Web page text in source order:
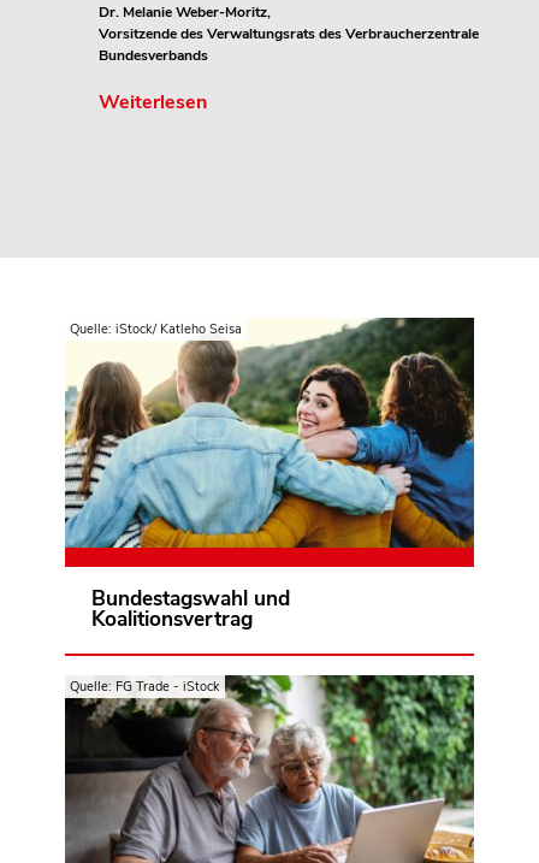
Dr. Melanie Weber-Moritz,
Vorsitzende des Verwaltungsrats des Verbraucherzentrale
Bundesverbands
Weiterlesen
Quelle: iStock/ Katleho Seisa
Bundestagswahl und
Koalitionsvertrag
Ob Lebensmittelpreise, Deutschlandticket
oder Online-Shopping: Mit der
Bundestagswahl 2025 und den
anschließenden Koalitionsverhandlungen
wurden wichtige Weichen für den
Verbraucheralltag gestellt. Der
rund um die Wahl auf die Probleme der
Menschen aufmerksam gemacht und
besser machen.
Quelle: FG Trade - iStock
Shoppen in der App oder chatten mit dem
Kundenservice-Bot: Wie wir heute
einkaufen, ist untrennbar mit der
Digitalisierung verbunden. Der Online-
Handel wächst rasant durch neue Tools,